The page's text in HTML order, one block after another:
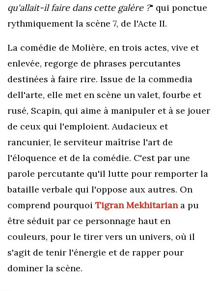
qu'allait-il faire dans cette galère ?" qui ponctue
rythmiquement la scène 7, de l'Acte II.
La comédie de Molière, en trois actes, vive et
enlevée, regorge de phrases percutantes
destinées à faire rire. Issue de la commedia
dell'arte, elle met en scène un valet, fourbe et
rusé, Scapin, qui aime à manipuler et à se jouer
de ceux qui l'emploient. Audacieux et
rancunier, le serviteur maîtrise l'art de
l'éloquence et de la comédie. C'est par une
parole percutante qu'il lutte pour remporter la
bataille verbale qui l'oppose aux autres. On
comprend pourquoi Tigran Mekhitarian a pu
être séduit par ce personnage haut en
couleurs, pour le tirer vers un univers, où il
s'agit de tenir l'énergie et de rapper pour
dominer la scène.